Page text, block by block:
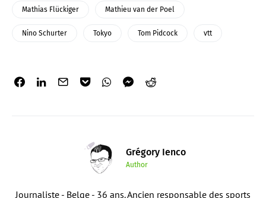
Mathias Flückiger Mathieu van der Poel
Nino Schurter Tokyo Tom Pidcock vtt
Grégory Ienco
Author
Journaliste - Belge - 36 ans. Ancien responsable des sports